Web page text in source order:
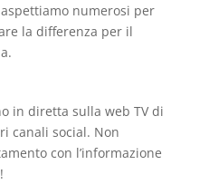
numerosi per
la differenza per il
in diretta sulla web TV di
canali social. Non
con l’informazione